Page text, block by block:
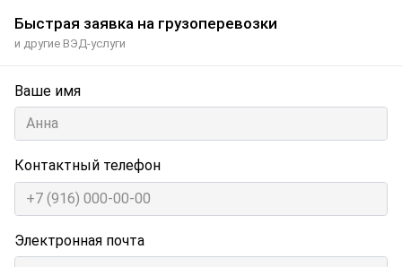
Быстрая заявка на грузоперевозки
и другие ВЭД-услуги
Ваше имя
Контактный телефон
Электронная почта